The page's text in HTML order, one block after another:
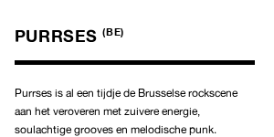
PURRSES (BE)
Purrses is al een tijdje de Brusselse rockscene
aan het veroveren met zuivere energie,
soulachtige grooves en melodische punk.